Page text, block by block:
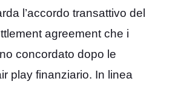
l’accordo transattivo del
agreement che i
concordato dopo le
play finanziario. In linea